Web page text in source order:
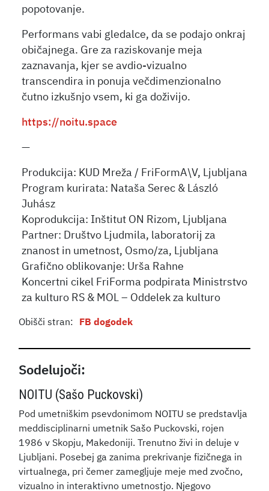
popotovanje.
Performans vabi gledalce, da se podajo onkraj
običajnega. Gre za raziskovanje meja
zaznavanja, kjer se avdio-vizualno
transcendira in ponuja večdimenzionalno
čutno izkušnjo vsem, ki ga doživijo.
https://noitu.space
—
Produkcija: KUD Mreža / FriFormA\V, Ljubljana
Program kurirata: Nataša Serec & László
Juhász
Koprodukcija: Inštitut ON Rizom, Ljubljana
Partner: Društvo Ljudmila, laboratorij za
znanost in umetnost, Osmo/za, Ljubljana
Grafično oblikovanje: Urša Rahne
Koncertni cikel FriForma podpirata Ministrstvo
za kulturo RS & MOL – Oddelek za kulturo
Obišči stran: FB dogodek
Sodelujoči:
NOITU (Sašo Puckovski)
Pod umetniškim psevdonimom NOITU se predstavlja
meddisciplinarni umetnik Sašo Puckovski, rojen
1986 v Skopju, Makedoniji. Trenutno živi in deluje v
Ljubljani. Posebej ga zanima prekrivanje fizičnega in
virtualnega, pri čemer zamegljuje meje med zvočno,
vizualno in interaktivno umetnostjo. Njegovo